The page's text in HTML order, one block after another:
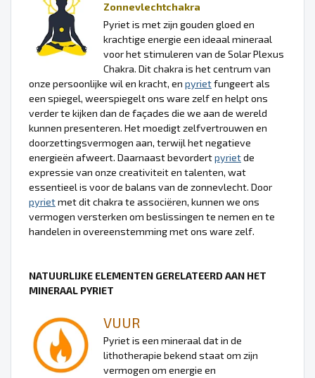
Zonnevlechtchakra
Pyriet is met zijn gouden gloed en
krachtige energie een ideaal mineraal
voor het stimuleren van de Solar Plexus
Chakra. Dit chakra is het centrum van
onze persoonlijke wil en kracht, en pyrietfungeert als
een spiegel, weerspiegelt ons ware zelf en helpt ons
verder te kijken dan de façades die we aan de wereld
kunnen presenteren. Het moedigt zelfvertrouwen en
doorzettingsvermogen aan, terwijl het negatieve
energieën afweert. Daarnaast bevordertpyrietde
expressie van onze creativiteit en talenten, wat
essentieel is voor de balans van de zonnevlecht. Door
pyrietmet dit chakra te associëren, kunnen we ons
vermogen versterken om beslissingen te nemen en te
handelen in overeenstemming met ons ware zelf.
NATUURLIJKE ELEMENTEN GERELATEERD AAN HET
MINERAAL PYRIET
VUUR
Pyriet is een mineraal dat in de
lithotherapie bekend staat om zijn
vermogen om energie en